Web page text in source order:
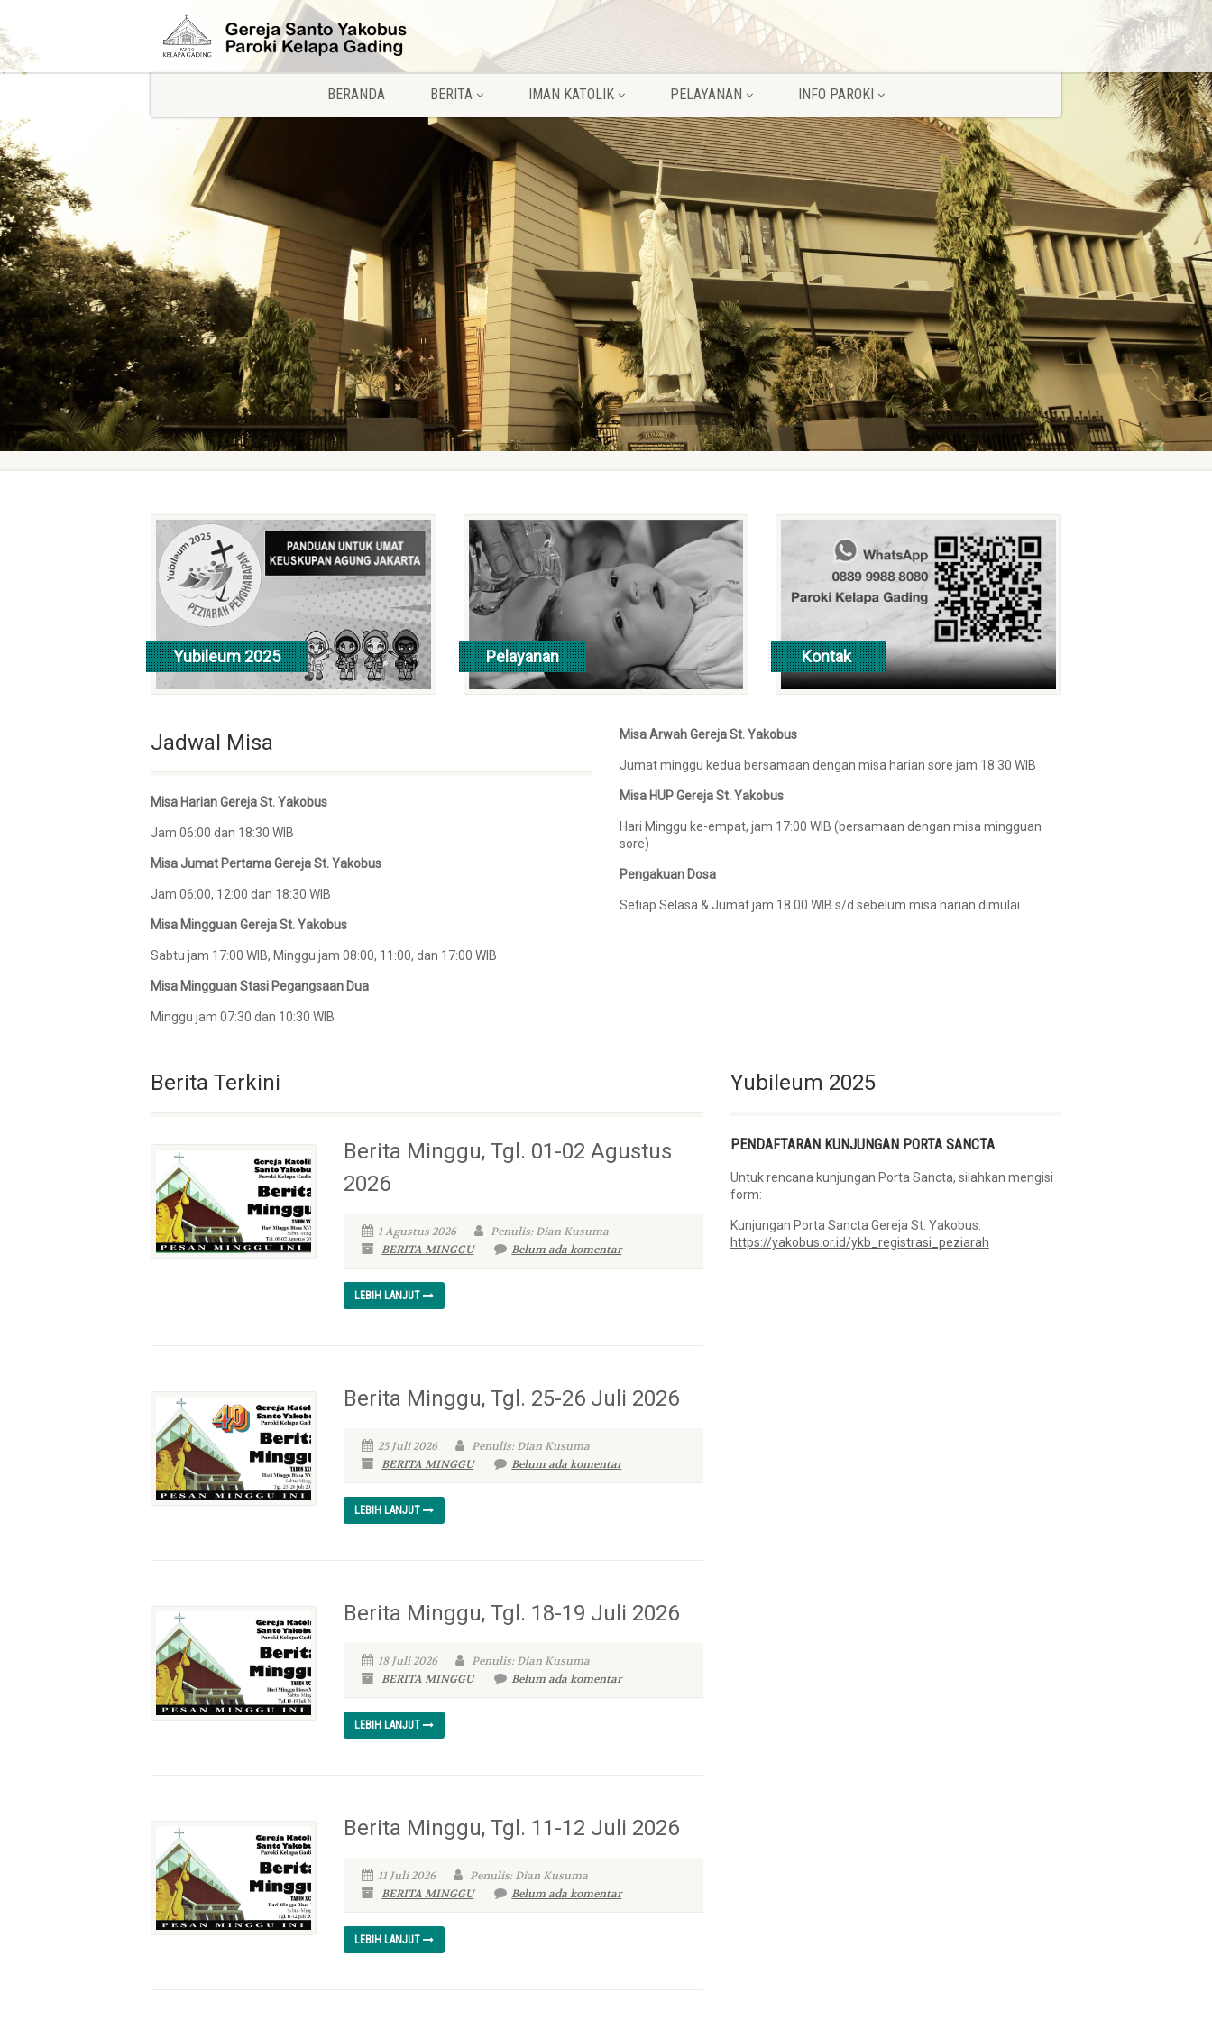
BERANDA BERITA IMAN KATOLIK PELAYANAN INFO PAROKI
Yubileum 2025
lebih lanjut Pelayanan
lebih lanjut lebih lanjut
Jadwal Misa
Misa Harian Gereja St. Yakobus
Jam 06:00 dan 18:30 WIB
Misa Jumat Pertama Gereja St. Yakobus
Jam 06:00, 12:00 dan 18:30 WIB
Misa Mingguan Gereja St. Yakobus
Sabtu jam 17:00 WIB, Minggu jam 08:00, 11:00, dan 17:00 WIB
Misa Mingguan Stasi Pegangsaan Dua
Minggu jam 07:30 dan 10:30 WIB
Misa Arwah Gereja St. Yakobus
Jumat minggu kedua bersamaan dengan misa harian sore jam 18:30 WIB
Misa HUP Gereja St. Yakobus
Hari Minggu ke-empat, jam 17:00 WIB (bersamaan dengan misa mingguan
sore)
Pengakuan Dosa
Setiap Selasa & Jumat jam 18.00 WIB s/d sebelum misa harian dimulai.
Berita Terkini
Berita Minggu, Tgl. 01-02 Agustus
2026
1 Agustus 2026
Penulis: Dian Kusuma
BERITA MINGGU
Belum ada komentar
LEBIH LANJUT
Berita Minggu, Tgl. 25-26 Juli 2026
25 Juli 2026
Penulis: Dian Kusuma
BERITA MINGGU
Belum ada komentar
LEBIH LANJUT
Berita Minggu, Tgl. 18-19 Juli 2026
18 Juli 2026
Penulis: Dian Kusuma
BERITA MINGGU
Belum ada komentar
LEBIH LANJUT
Berita Minggu, Tgl. 11-12 Juli 2026
11 Juli 2026
Penulis: Dian Kusuma
BERITA MINGGU
Belum ada komentar
LEBIH LANJUT
Yubileum 2025
PENDAFTARAN KUNJUNGAN PORTA SANCTA
Untuk rencana kunjungan Porta Sancta, silahkan mengisi
form:
Kunjungan Porta Sancta Gereja St. Yakobus:
https://yakobus.or.id/ykb_registrasi_peziarah